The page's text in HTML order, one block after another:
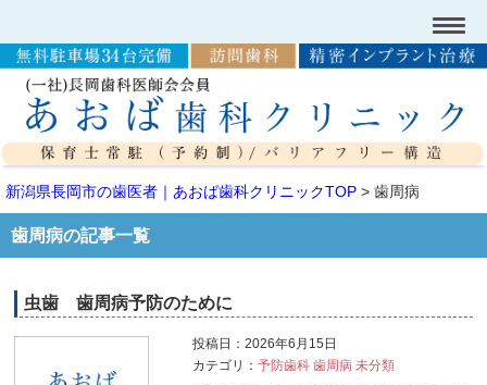
新潟県長岡市の歯医者｜あおば歯科クリニックTOP > 歯周病
歯周病の記事一覧
虫歯 歯周病予防のために
投稿日：2026年6月15日
カテゴリ： 予防歯科 歯周病 未分類